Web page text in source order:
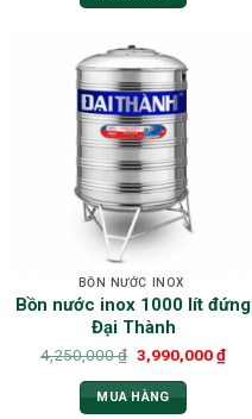
BỒN NƯỚC INOX
Bồn nước inox 1000 lít đứng
Đại Thành
4,250,000₫ 3,990,000₫
MUA HÀNG